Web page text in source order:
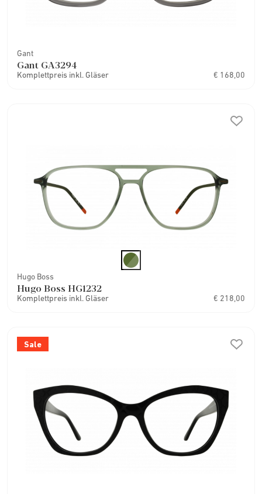
Gant
Gant GA3294
Komplettpreis inkl. Gläser € 168,00
Hugo Boss
Hugo Boss HG1232
Komplettpreis inkl. Gläser € 218,00
Sale